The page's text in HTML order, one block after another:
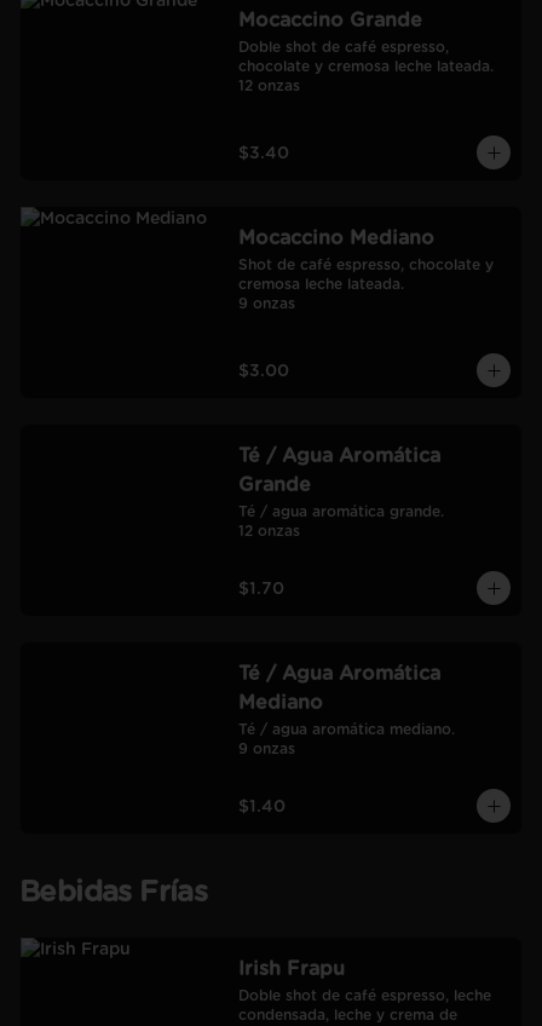
Mocaccino Grande
Doble shot de café espresso,
chocolate y cremosa leche lateada.
12 onzas
$3.40
Mocaccino Mediano
Shot de café espresso, chocolate y
cremosa leche lateada.
9 onzas
$3.00
Té / Agua Aromática
Grande
Té / agua aromática grande.
12 onzas
$1.70
Té / Agua Aromática
Mediano
Té / agua aromática mediano.
9 onzas
$1.40
Bebidas Frías
Irish Frapu
Doble shot de café espresso, leche
condensada, leche y crema de